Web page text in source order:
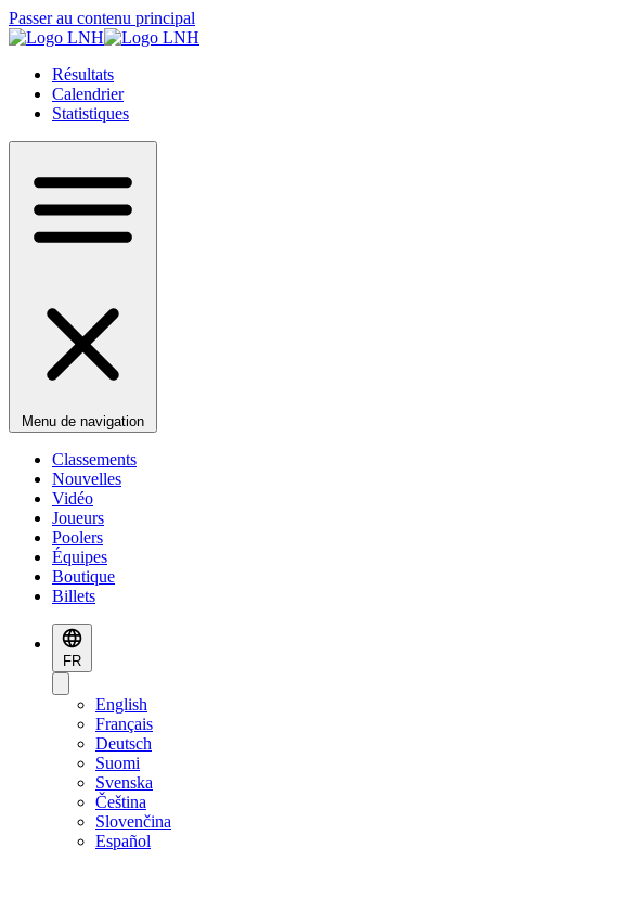
Passer au contenu principal
Résultats
Calendrier
Statistiques
Menu de navigation
Classements
Nouvelles
Vidéo
Joueurs
Poolers
Équipes
Boutique
Billets
FR
English
Français
Deutsch
Suomi
Svenska
Čeština
Slovenčina
Español